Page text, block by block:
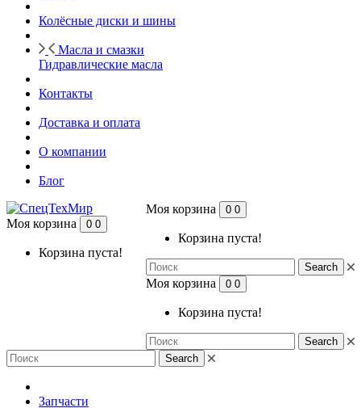
Колёсные диски и шины
Масла и смазки
Гидравлические масла
Контакты
Доставка и оплата
О компании
Блог
Моя корзина 0 0
Корзина пуста!
Search
Моя корзина 0 0
Корзина пуста!
Search
Моя корзина 0 0
Корзина пуста!
Search
Запчасти